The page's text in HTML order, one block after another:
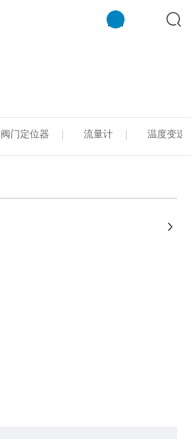
阀门定位器 流量计 温度变送